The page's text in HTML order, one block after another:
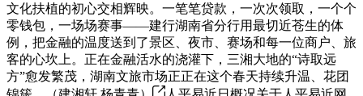
文化扶植的初心交相辉映。一笔笔贷款，一次次领取，一个个
零钱包，一场场赛事——建行湖南省分行用最切近苍生的体
例，把金融的温度送到了景区、夜市、赛场和每一位商户、旅
客的心坎上。正在金融活水的浇灌下，三湘大地的“诗取远
方”愈发繁茂，湖南文旅市场正正在这个春天持续升温、花团